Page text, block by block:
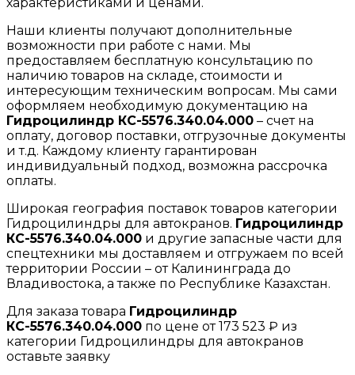
Наши клиенты получают дополнительные
возможности при работе с нами. Мы
предоставляем бесплатную консультацию по
наличию товаров на складе, стоимости и
интересующим техническим вопросам. Мы сами
оформляем необходимую документацию на
Гидроцилиндр КС-5576.340.04.000 – счет на
оплату, договор поставки, отгрузочные документы
и т.д. Каждому клиенту гарантирован
индивидуальный подход, возможна рассрочка
оплаты.
Широкая география поставок товаров категории
Гидроцилиндры для автокранов. Гидроцилиндр
КС-5576.340.04.000 и другие запасные части для
спецтехники мы доставляем и отгружаем по всей
территории России – от Калининграда до
Владивостока, а также по Республике Казахстан.
Для заказа товара Гидроцилиндр
КС-5576.340.04.000 по цене от 173 523 ₽ из
категории Гидроцилиндры для автокранов
оставьте заявку